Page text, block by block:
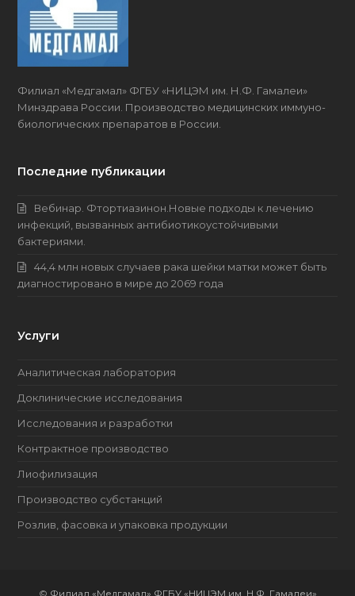
Филиал «Медгамал» ФГБУ «НИЦЭМ им. Н.Ф. Гамалеи»
Минздрава России. Производство медицинских имму­но­
биоло­гических препаратов в России.
Последние публикации
Вебинар. Фтортиазинон.Новые подходы к лечению
инфекций, вызванных антибиотикоустойчивыми
бактериями.
44,4 млн новых случаев рака шейки матки может быть
диагностировано в мире до 2069 года
Услуги
Аналитическая лаборатория
Доклинические исследования
Исследования и разработки
Контрактное производство
Лиофилизация
Производство субстанций
Розлив, фасовка и упаковка продукции
© Филиал «Медгамал» ФГБУ «НИЦЭМ им. Н.Ф. Гамалеи»